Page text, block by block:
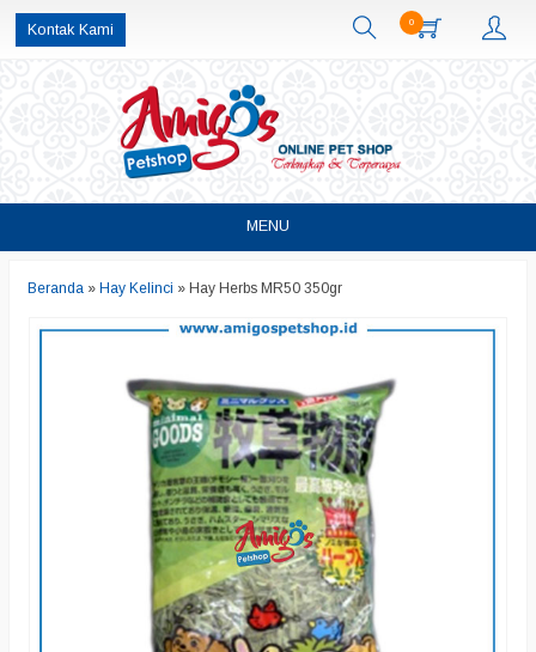
Kontak Kami 0
MENU
Beranda » Hay Kelinci » Hay Herbs MR50 350gr